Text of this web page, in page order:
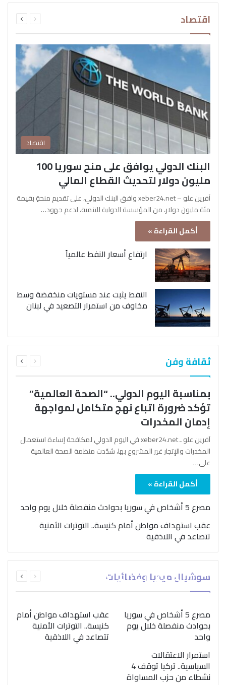
اقتصاد الصفحةالصفحة
اقتصاد
البنك الدولي يوافق على منح سوريا 100
مليون دولار لتحديث القطاع المالي
آفرين علو – xeber24.net وافق البنك الدولي، على تقديم منحةٍ بقيمة
مئة مليون دولار، من المؤسسة الدولية للتنمية، لدعم جهود…
أكمل القراءة »
ارتفاع أسعار النفط عالمياً
النفط يثبت عند مستويات منخفضة وسط
مخاوف من استمرار التصعيد في لبنان
ثقافة وفن الصفحةالصفحة
بمناسبة اليوم الدولي.. “الصحة العالمية”
تؤكد ضرورة اتباع نهج متكامل لمواجهة
إدمان المخدرات
آفرين علو ـ xeber24.net في اليوم الدولي لمكافحة إساءة استعمال
المخدرات والإتجار غير المشروع بها، شدّدت منظمة الصحة العالمية
على…
أكمل القراءة »
مصرع 5 أشخاص في سوريا بحوادث منفصلة خلال يوم واحد
عقب استهداف مواطن أمام كنيسة.. التوترات الأمنية
تتصاعد في اللاذقية
سوشيال ميديا وفضائيات الصفحةالصفحة
بمناسبة اليوم الدولي..
“الصحة العالمية” تؤكد
ضرورة اتباع نهج متكامل
لمواجهة إدمان المخدرات
مصرع 5 أشخاص في سوريا
بحوادث منفصلة خلال يوم
واحد
عقب استهداف مواطن أمام
كنيسة.. التوترات الأمنية
تتصاعد في اللاذقية
استمرار الاعتقالات
السياسية.. تركيا توقف 4
نشطاء من حزب المساواة